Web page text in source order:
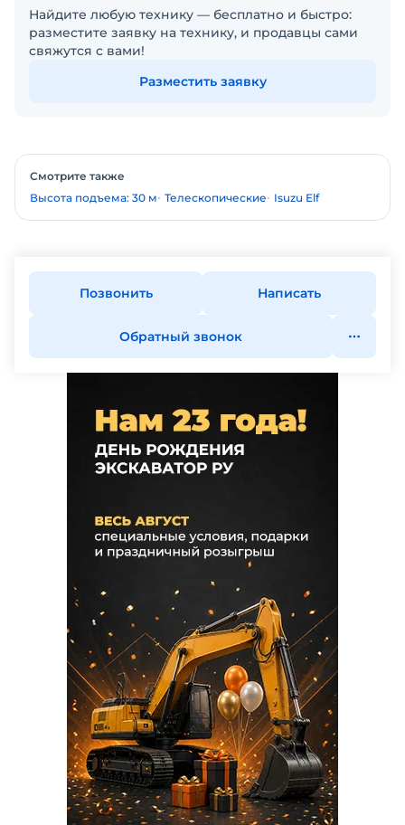
Найдите любую технику — бесплатно и быстро:
разместите заявку на технику, и продавцы сами
свяжутся с вами!
Разместить заявку
Смотрите также
Высота подъема: 30 м Телескопические Isuzu Elf
Позвонить Написать
Обратный звонок